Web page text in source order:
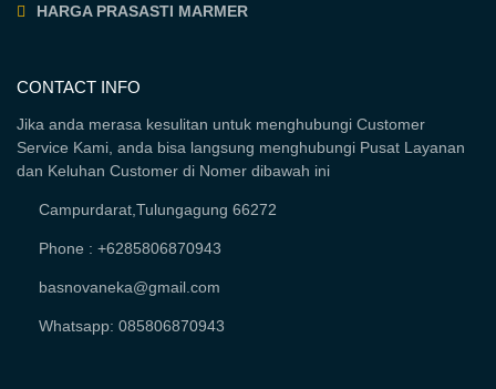
HARGA PRASASTI MARMER
CONTACT INFO
Jika anda merasa kesulitan untuk menghubungi Customer
Service Kami, anda bisa langsung menghubungi Pusat Layanan
dan Keluhan Customer di Nomer dibawah ini
Campurdarat,Tulungagung 66272
Phone : +6285806870943
basnovaneka@gmail.com
Whatsapp: 085806870943